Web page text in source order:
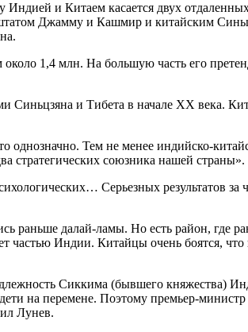
и Китаем касается двух отдаленных
Джамму и Кашмир и китайским
1,4 млн. На большую часть его
Синьцзяна и Тибета в начале ХХ века.
однозначно. Тем не менее индийско-
стратегических союзника нашей страны».
Серьезных результатов за
раньше далай-ламы. Но есть район, где
частью Индии. Китайцы очень боятся,
Сиккима (бывшего княжества)
на перемене. Поэтому премьер-
Лунев.